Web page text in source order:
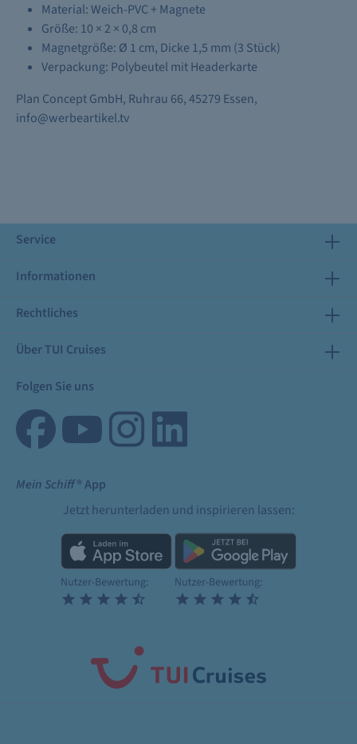
Material: Weich-PVC + Magnete
Größe: 10 × 2 × 0,8 cm
Magnetgröße: Ø 1 cm, Dicke 1,5 mm (3 Stück)
Verpackung: Polybeutel mit Headerkarte
Plan Concept GmbH, Ruhrau 66, 45279 Essen,
info@werbeartikel.tv
Service
Informationen
Rechtliches
Über TUI Cruises
Folgen Sie uns
Mein Schiff® App
Jetzt herunterladen und inspirieren lassen: